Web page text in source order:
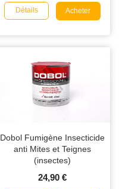
Détails Acheter
Dobol Fumigène Insecticide
anti Mites et Teignes
(insectes)
24,90 €